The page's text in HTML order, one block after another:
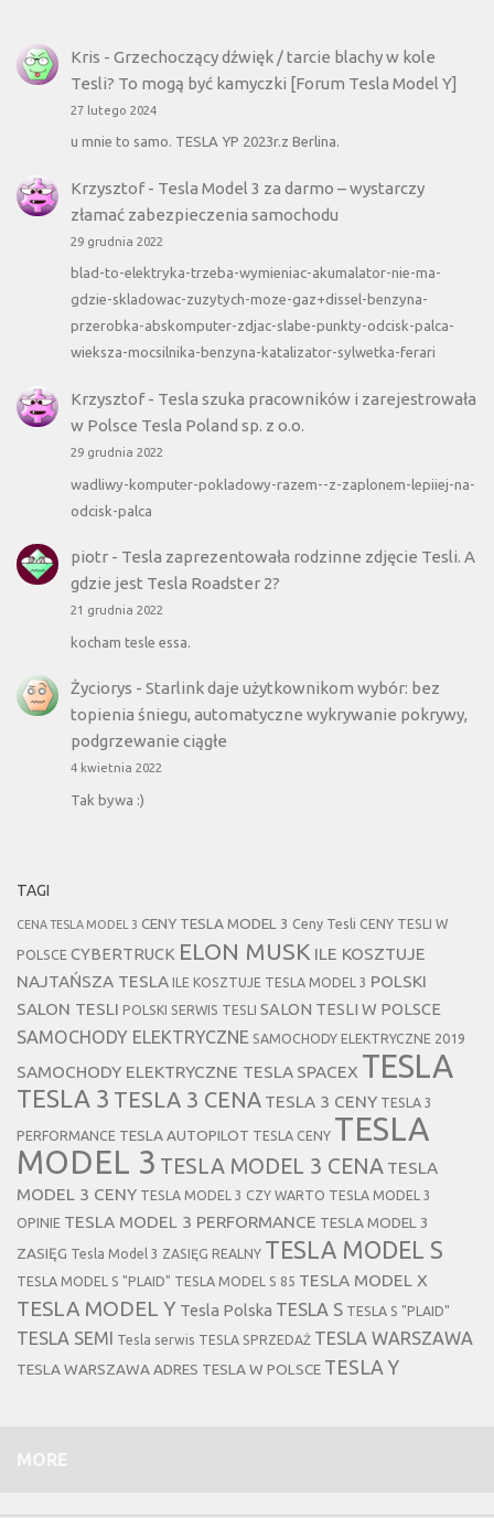
Kris - Grzechoczący dźwięk / tarcie blachy w kole
Tesli? To mogą być kamyczki [Forum Tesla Model Y]
27 lutego 2024
u mnie to samo. TESLA YP 2023r.z Berlina.
Krzysztof- Tesla Model 3 za darmo – wystarczy
złamać zabezpieczenia samochodu
29 grudnia 2022
blad-to-elektryka-trzeba-wymieniac-akumalator-nie-ma-
gdzie-skladowac-zuzytych-moze-gaz+dissel-benzyna-
przerobka-abskomputer-zdjac-slabe-punkty-odcisk-palca-
wieksza-mocsilnika-benzyna-katalizator-sylwetka-ferari
Krzysztof- Tesla szuka pracowników i zarejestrowała
w Polsce Tesla Poland sp. z o.o.
29 grudnia 2022
wadliwy-komputer-pokladowy-razem--z-zaplonem-lepiiej-na-
odcisk-palca
piotr- Tesla zaprezentowała rodzinne zdjęcie Tesli. A
gdzie jest Tesla Roadster 2?
21 grudnia 2022
kocham tesle essa.
Życiorys - Starlink daje użytkownikom wybór: bez
topienia śniegu, automatyczne wykrywanie pokrywy,
podgrzewanie ciągłe
4 kwietnia 2022
Tak bywa :)
TAGI
CENA TESLA MODEL 3 CENY TESLA MODEL 3 Ceny Tesli CENY TESLI W
POLSCE CYBERTRUCK ELON MUSK ILE KOSZTUJE
NAJTAŃSZA TESLA
ILE KOSZTUJE TESLA MODEL 3 POLSKI
SALON TESLI POLSKI SERWIS TESLI SALON TESLI W POLSCE
SAMOCHODY ELEKTRYCZNE SAMOCHODY ELEKTRYCZNE 2019
SAMOCHODY ELEKTRYCZNE TESLA SPACEX TESLA
TESLA 3 TESLA 3 CENA TESLA 3 CENY TESLA 3
PERFORMANCE TESLA AUTOPILOT TESLA CENY TESLA
MODEL 3 TESLA MODEL 3 CENA TESLA
MODEL 3 CENY TESLA MODEL 3 CZY WARTO TESLA MODEL 3
OPINIE TESLA MODEL 3 PERFORMANCE TESLA MODEL 3
ZASIĘG Tesla Model 3 ZASIĘG REALNY TESLA MODEL S
TESLA MODEL S "PLAID" TESLA MODEL S 85 TESLA MODEL X
TESLA MODEL Y Tesla Polska TESLA S TESLA S "PLAID"
TESLA SEMI Tesla serwis TESLA SPRZEDAŻ TESLA WARSZAWA
TESLA WARSZAWA ADRES TESLA W POLSCE TESLA Y
MORE